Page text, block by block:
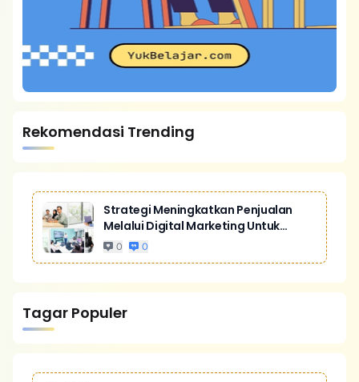
Rekomendasi Trending
Strategi Meningkatkan Penjualan
Melalui Digital Marketing Untuk
Bisnis Yang Lebih Kompetitif
0 0
Tagar Populer